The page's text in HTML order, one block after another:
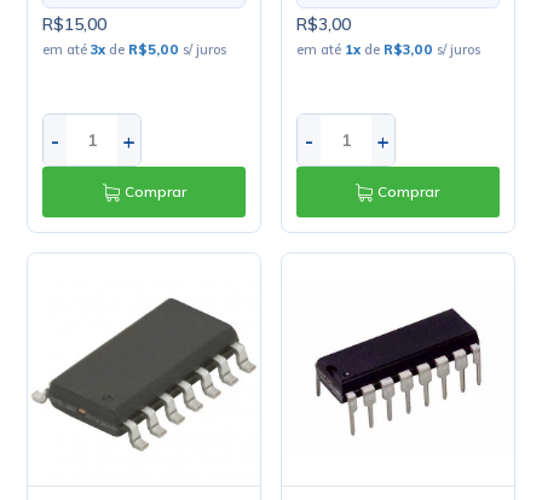
R$15,00
em até3x de R$5,00 s/ juros
- +
Comprar
R$3,00
em até 1x de R$3,00 s/ juros
- +
Comprar